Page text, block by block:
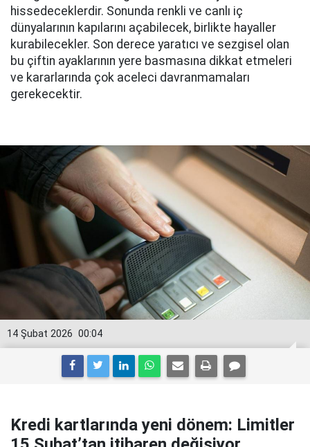
hissedeceklerdir. Sonunda renkli ve canlı iç
dünyalarının kapılarını açabilecek, birlikte hayaller
kurabilecekler. Son derece yaratıcı ve sezgisel olan
bu çiftin ayaklarının yere basmasına dikkat etmeleri
ve kararlarında çok aceleci davranmamaları
gerekecektir.
00:04
14 Şubat 2026
Kredi kartlarında yeni dönem: Limitler